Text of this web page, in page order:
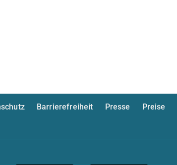
Barrierefreiheit Presse Preise